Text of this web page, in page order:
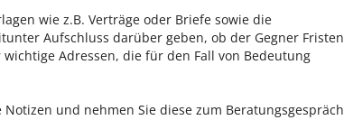
wie z.B. Verträge oder Briefe sowie die
Aufschluss darüber geben, ob der Gegner Fristen
Adressen, die für den Fall von Bedeutung
und nehmen Sie diese zum Beratungsgespräch